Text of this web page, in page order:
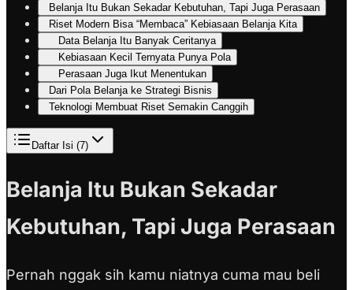
Belanja Itu Bukan Sekadar Kebutuhan, Tapi Juga Perasaan
Riset Modern Bisa “Membaca” Kebiasaan Belanja Kita
Data Belanja Itu Banyak Ceritanya
Kebiasaan Kecil Ternyata Punya Pola
Perasaan Juga Ikut Menentukan
Dari Pola Belanja ke Strategi Bisnis
Teknologi Membuat Riset Semakin Canggih
Daftar Isi (7)
Belanja Itu Bukan Sekadar
Kebutuhan, Tapi Juga Perasaan
Pernah nggak sih kamu niatnya cuma mau beli